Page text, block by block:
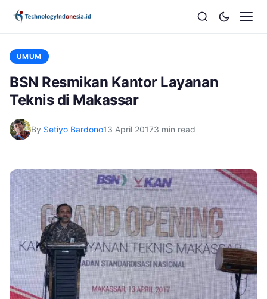
UMUM
BSN Resmikan Kantor Layanan
Teknis di Makassar
By Setiyo Bardono13 April 20173 min read